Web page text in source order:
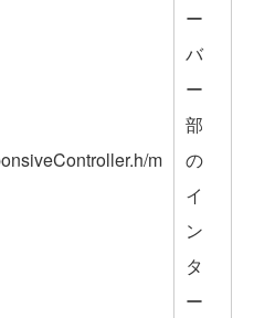
m
ー
バ
ー
部
の
イ
ン
タ
ー